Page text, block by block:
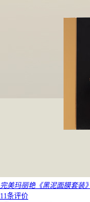
完美玛丽艳《黑泥面膜套装
11条评价